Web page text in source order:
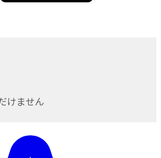
けません